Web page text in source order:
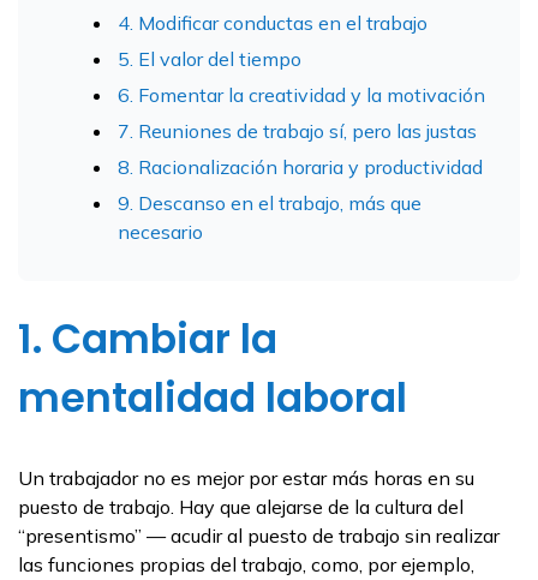
4. Modificar conductas en el trabajo
5. El valor del tiempo
6. Fomentar la creatividad y la motivación
7. Reuniones de trabajo sí, pero las justas
8. Racionalización horaria y productividad
9. Descanso en el trabajo, más que
necesario
1. Cambiar la
mentalidad laboral
Un trabajador no es mejor por estar más horas en su
puesto de trabajo. Hay que alejarse de la cultura del
“presentismo” — acudir al puesto de trabajo sin realizar
las funciones propias del trabajo, como, por ejemplo,